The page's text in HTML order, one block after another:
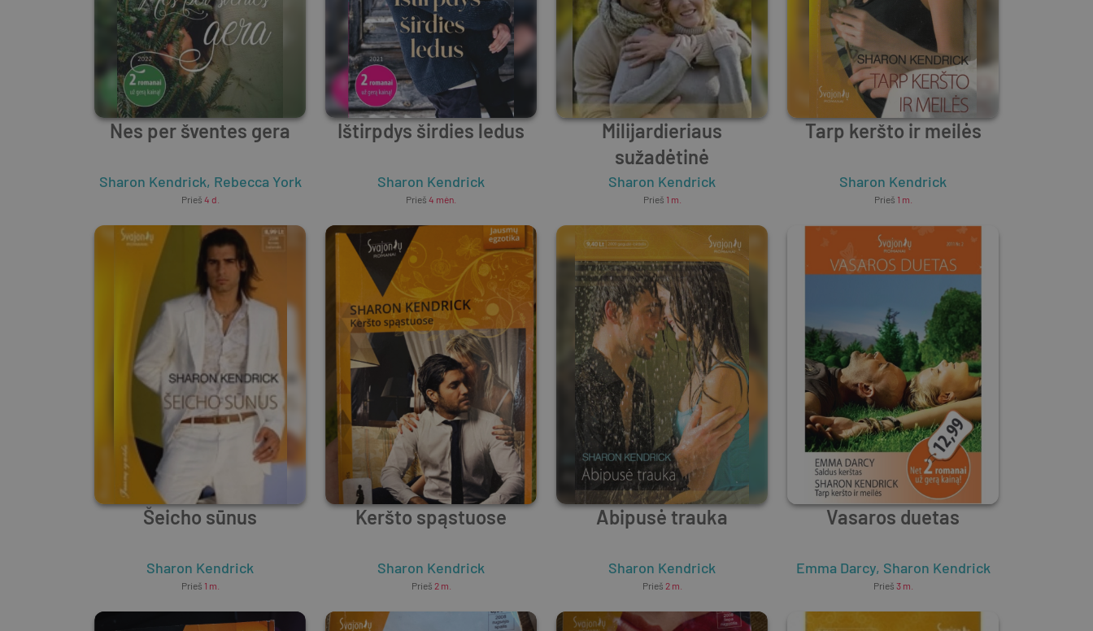
Nes per šventes gera
Sharon Kendrick, Rebecca York
Prieš 4 d.
Ištirpdys širdies ledus
Sharon Kendrick
Prieš 4 mėn.
Milijardieriaus
sužadėtinė
Sharon Kendrick
Prieš 1 m.
Tarp keršto ir meilės
Sharon Kendrick
Prieš 1 m.
Šeicho sūnus
Sharon Kendrick
Prieš 1 m.
Keršto spąstuose
Sharon Kendrick
Prieš 2 m.
Abipusė trauka
Sharon Kendrick
Prieš 2 m.
Vasaros duetas
Emma Darcy, Sharon Kendrick
Prieš 3 m.